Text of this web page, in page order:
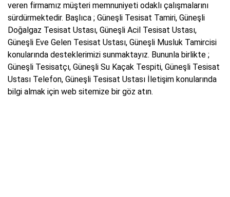
veren firmamız müşteri memnuniyeti odaklı çalışmalarını
sürdürmektedir. Başlıca ; Güneşli Tesisat Tamiri, Güneşli
Doğalgaz Tesisat Ustası, Güneşli Acil Tesisat Ustası,
Güneşli Eve Gelen Tesisat Ustası, Güneşli Musluk Tamircisi
konularında desteklerimizi sunmaktayız. Bununla birlikte ;
Güneşli Tesisatçı, Güneşli Su Kaçak Tespiti, Güneşli Tesisat
Ustası Telefon, Güneşli Tesisat Ustası İletişim konularında
bilgi almak için web sitemize bir göz atın.